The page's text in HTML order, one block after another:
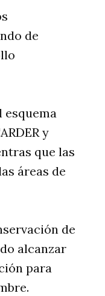
de
esquema
y
que las
áreas de
de
alcanzar
para